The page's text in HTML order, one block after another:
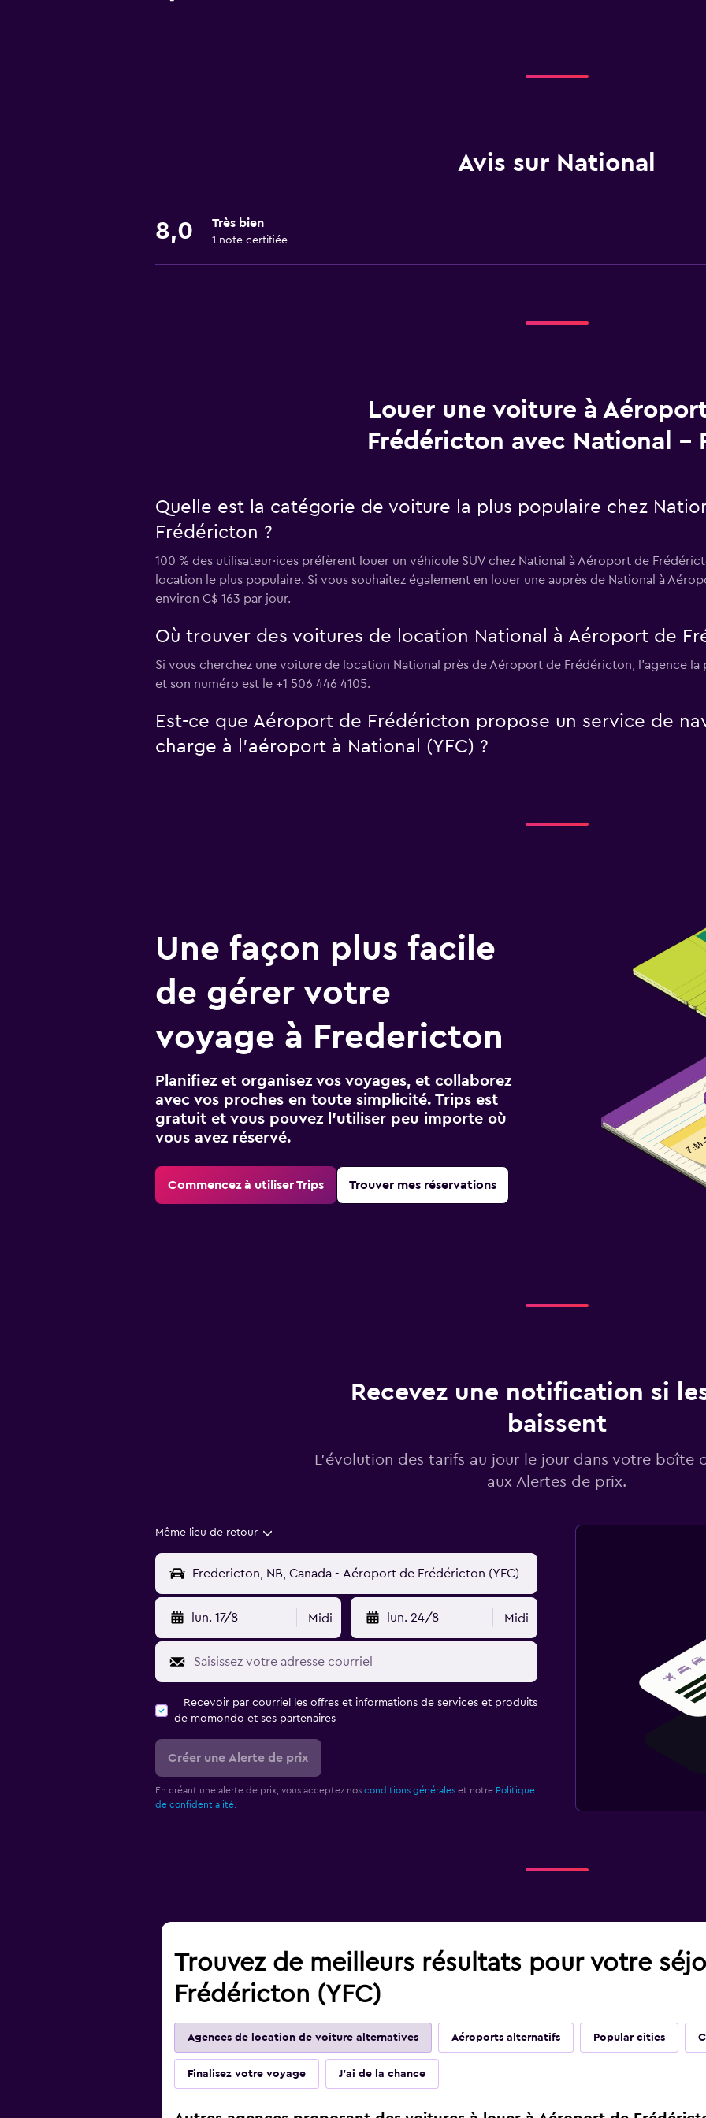
Avis sur National
8,0 Très bien
1 note certifiée
Louer une voiture à
Frédéricton avec National -
Quelle est la catégorie de voiture la plus populaire chez
Frédéricton ?
100 % des utilisateur·ices préfèrent louer un véhicule SUV chez National à Aéroport de
location le plus populaire. Si vous souhaitez également en louer une auprès de National à
environ C$ 163 par jour.
Où trouver des voitures de location National à Aéroport de
Si vous cherchez une voiture de location National près de Aéroport de Frédéricton, l’agence
et son numéro est le +1 506 446 4105.
Est-ce que Aéroport de Frédéricton propose un service de
charge à l’aéroport à National (YFC) ?
Une façon plus facile
de gérer votre
voyage à Fredericton
Planifiez et organisez vos voyages, et collaborez
avec vos proches en toute simplicité. Trips est
gratuit et vous pouvez l’utiliser peu importe où
vous avez réservé.
Commencez à utiliser Trips Trouver mes réservations
Recevez une notification si
baissent
L’évolution des tarifs au jour le jour dans votre boîte
aux Alertes de prix.
Même lieu de retour
lun. 17/8 Midi lun. 24/8 Midi
Recevoir par courriel les offres et informations de services et produits
de momondo et ses partenaires
Créer une Alerte de prix
En créant une alerte de prix, vous acceptez nos conditions généraleset notre Politique
de confidentialité.
Trouvez de meilleurs résultats pour votre
Frédéricton (YFC)
Agences de location de voiture alternatives Aéroports alternatifs Popular cities
Finalisez votre voyage J'ai de la chance